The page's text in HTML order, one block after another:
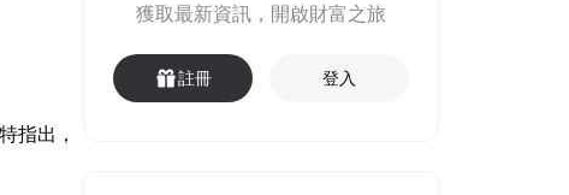
指出，
獲取最新資訊，開啟財富之旅
註冊 登入